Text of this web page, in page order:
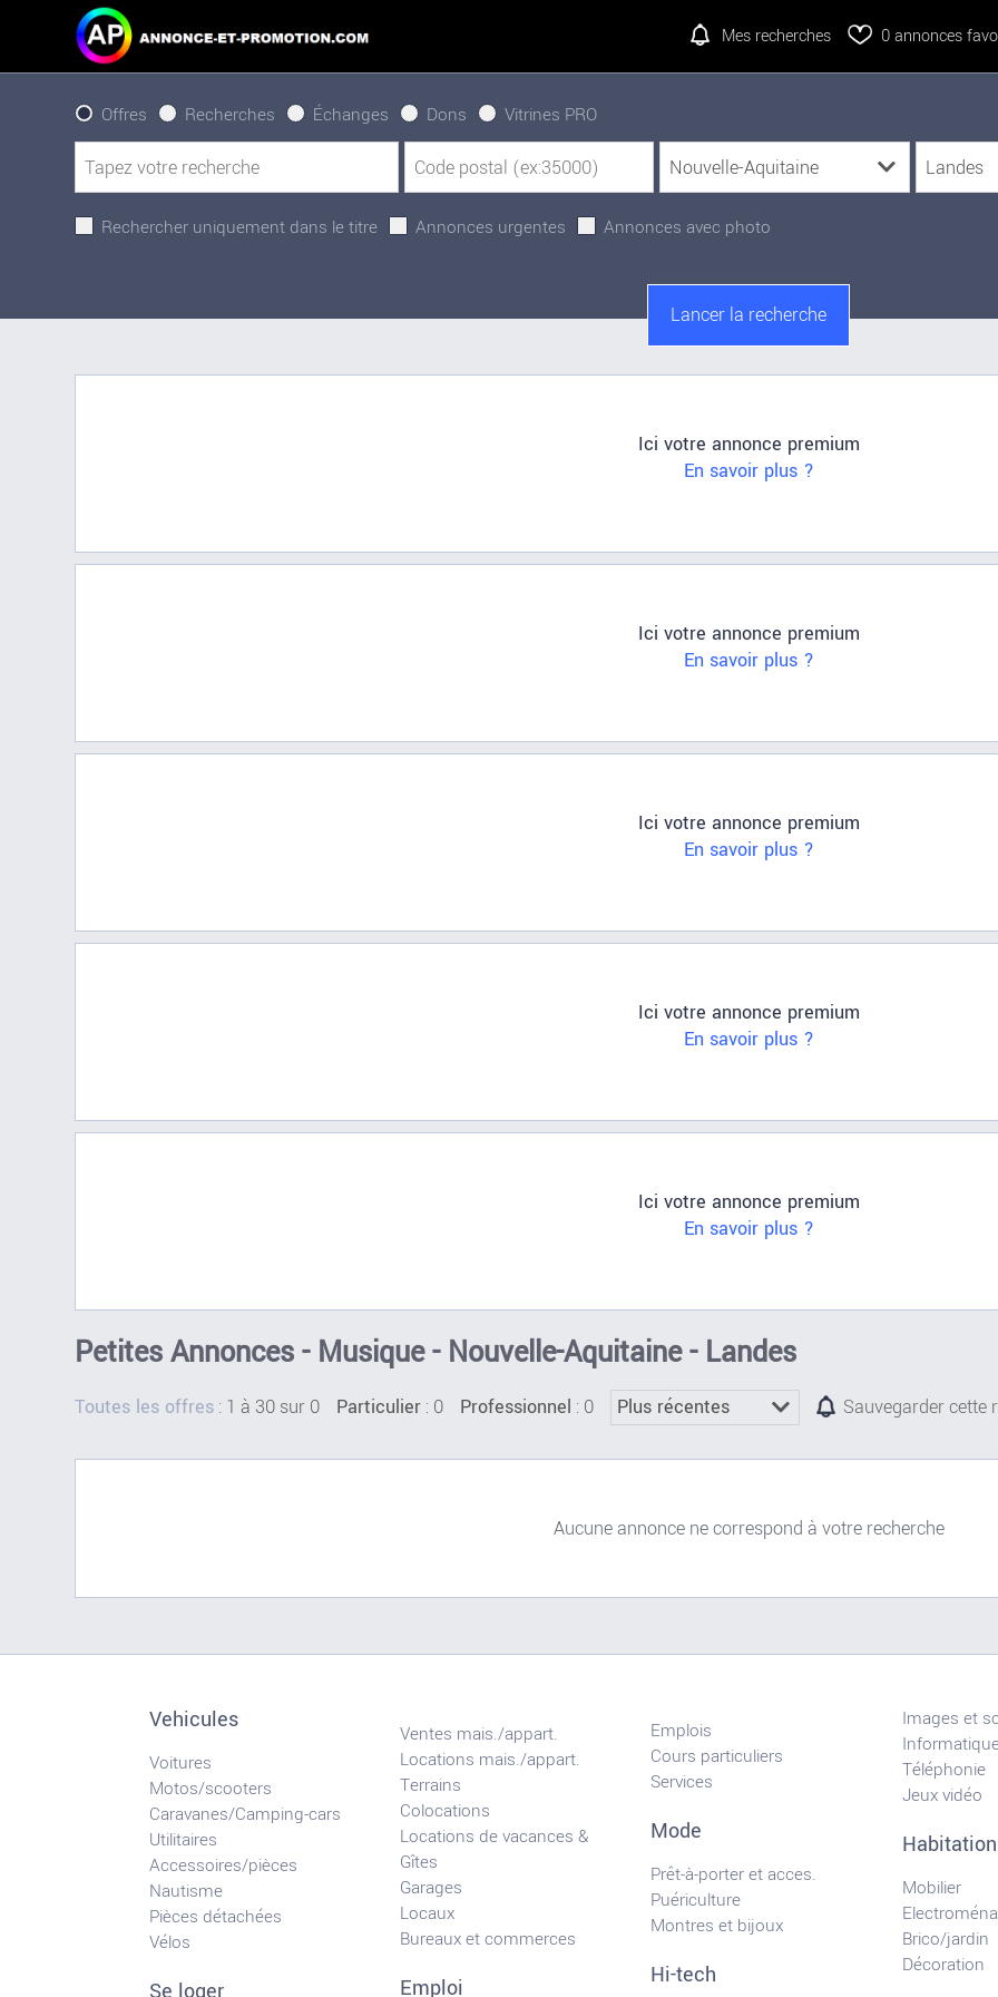
Mes recherches 0annonces
Offres Recherches Échanges Dons Vitrines PRO
Rechercher uniquement dans le titre Annonces urgentes Annonces avec photo
Ici votre annonce premium
En savoir plus ?
Ici votre annonce premium
En savoir plus ?
Ici votre annonce premium
En savoir plus ?
Ici votre annonce premium
En savoir plus ?
Ici votre annonce premium
En savoir plus ?
Petites Annonces - Musique - Nouvelle-Aquitaine - Landes
Toutes les offres : 1 à 30 sur 0 Particulier : 0 Professionnel : 0 Sauvegarder cette
Aucune annonce ne correspond à votre recherche
Vehicules
Voitures
Motos/scooters
Caravanes/Camping-cars
Utilitaires
Accessoires/pièces
Nautisme
Pièces détachées
Vélos
Ventes mais./appart.
Locations mais./appart.
Terrains
Colocations
Locations de vacances &
Gîtes
Garages
Locaux
Bureaux et commerces
Emploi
Emplois
Cours particuliers
Services
Mode
Prêt-à-porter et acces.
Puériculture
Montres et bijoux
Hi-tech
Images et
Téléphonie
Jeux vidéo
Habitation
Mobilier
Brico/jardin
Décoration